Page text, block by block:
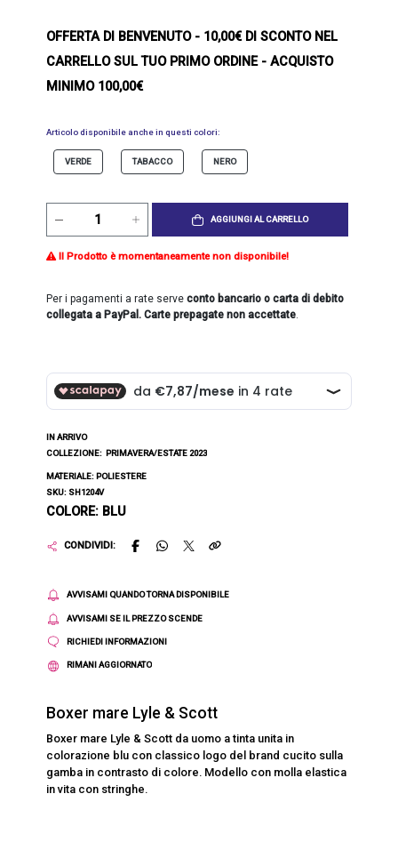
OFFERTA DI BENVENUTO- 10,00€ DI SCONTO NEL
CARRELLO SUL TUO PRIMO ORDINE - ACQUISTO
MINIMO 100,00€
Articolo disponibile anche in questi colori:
VERDE TABACCO NERO
AGGIUNGI AL CARRELLO
Il Prodotto è momentaneamente non disponibile!
Per i pagamenti a rate serveconto bancario o carta di debito
collegata a PayPal. Carte prepagate non accettate.
IN ARRIVO
COLLEZIONE: PRIMAVERA/ESTATE 2023
MATERIALE: POLIESTERE
SKU: SH1204V
COLORE: BLU
CONDIVIDI:
AVVISAMI QUANDO TORNA DISPONIBILE
AVVISAMI SE IL PREZZO SCENDE
RICHIEDI INFORMAZIONI
RIMANI AGGIORNATO
Boxer mare Lyle & Scott
Boxer mare Lyle & Scott da uomo a tinta unita in
colorazione blu con classico logo del brand cucito sulla
gamba in contrasto di colore. Modello con molla elastica
in vita con stringhe.